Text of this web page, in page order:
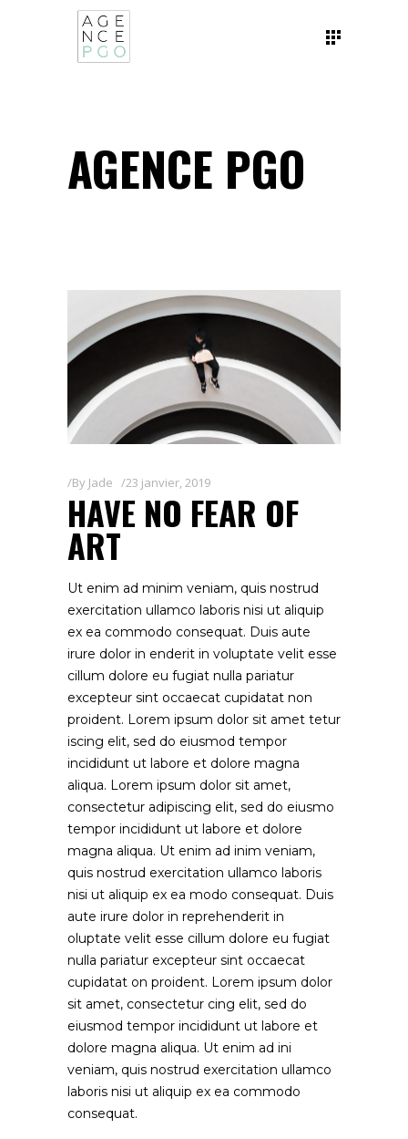
AGENCE PGO
By Jade 23 janvier, 2019
HAVE NO FEAR OF
ART
Ut enim ad minim veniam, quis nostrud
exercitation ullamco laboris nisi ut aliquip
ex ea commodo consequat. Duis aute
irure dolor in enderit in voluptate velit esse
cillum dolore eu fugiat nulla pariatur
excepteur sint occaecat cupidatat non
proident. Lorem ipsum dolor sit amet tetur
iscing elit, sed do eiusmod tempor
incididunt ut labore et dolore magna
aliqua. Lorem ipsum dolor sit amet,
consectetur adipiscing elit, sed do eiusmo
tempor incididunt ut labore et dolore
magna aliqua. Ut enim ad inim veniam,
quis nostrud exercitation ullamco laboris
nisi ut aliquip ex ea modo consequat. Duis
aute irure dolor in reprehenderit in
oluptate velit esse cillum dolore eu fugiat
nulla pariatur excepteur sint occaecat
cupidatat on proident. Lorem ipsum dolor
sit amet, consectetur cing elit, sed do
eiusmod tempor incididunt ut labore et
dolore magna aliqua. Ut enim ad ini
veniam, quis nostrud exercitation ullamco
laboris nisi ut aliquip ex ea commodo
consequat.